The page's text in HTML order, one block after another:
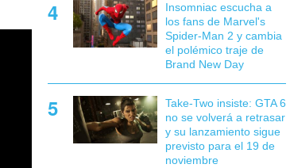
Insomniac escucha a
los fans de Marvel's
Spider-Man 2 y cambia
el polémico traje de
Brand New Day
Take-Two insiste: GTA 6
no se volverá a retrasar
y su lanzamiento sigue
previsto para el 19 de
noviembre